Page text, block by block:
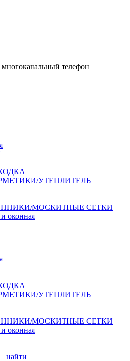
телефон
УТЕПЛИТЕЛЬ
МОСКИТНЫЕ СЕТКИ
оконная
УТЕПЛИТЕЛЬ
МОСКИТНЫЕ СЕТКИ
оконная
найти